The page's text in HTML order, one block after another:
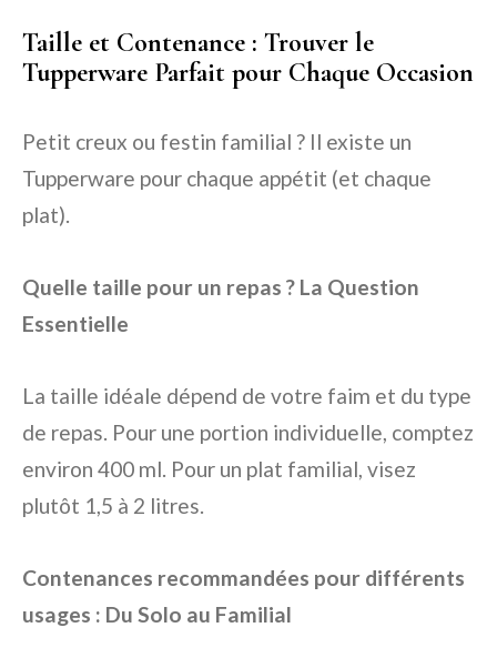
Taille et Contenance : Trouver le
Tupperware Parfait pour Chaque Occasion
Petit creux ou festin familial ? Il existe un
Tupperware pour chaque appétit (et chaque
plat).
Quelle taille pour un repas ? La Question
Essentielle
La taille idéale dépend de votre faim et du type
de repas. Pour une portion individuelle, comptez
environ 400 ml. Pour un plat familial, visez
plutôt 1,5 à 2 litres.
Contenances recommandées pour différents
usages : Du Solo au Familial